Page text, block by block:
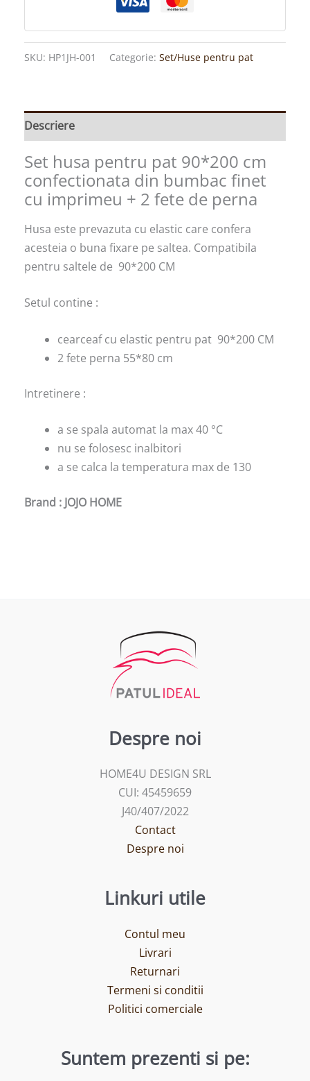
SKU: HP1JH-001 Categorie: Set/Huse pentru pat
Descriere
Set husa pentru pat 90*200 cm
confectionata din bumbac finet
cu imprimeu + 2 fete de perna
Husa este prevazuta cu elastic care confera
acesteia o buna fixare pe saltea. Compatibila
pentru saltele de 90*200 CM
Setul contine :
cearceaf cu elastic pentru pat 90*200 CM
2 fete perna 55*80 cm
Intretinere :
a se spala automat la max 40 °C
nu se folosesc inalbitori
a se calca la temperatura max de 130
Brand : JOJO HOME
Despre noi
HOME4U DESIGN SRL
CUI: 45459659
J40/407/2022
Contact
Despre noi
Linkuri utile
Contul meu
Livrari
Returnari
Termeni si conditii
Politici comerciale
Suntem prezenti si pe: